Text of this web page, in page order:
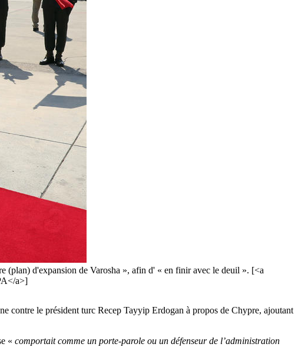
(plan) d'expansion de Varosha », afin d' « en finir avec le deuil ». [<a
a>]
contre le président turc Recep Tayyip Erdogan à propos de Chypre, ajoutant
« comportait comme un porte-parole ou un défenseur de l’administration